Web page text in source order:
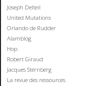
Joseph Delteil
United Mutations
Orlando de Rudder
Alamblog
Hop
Robert Giraud
Jacques Sternberg
La revue des ressources